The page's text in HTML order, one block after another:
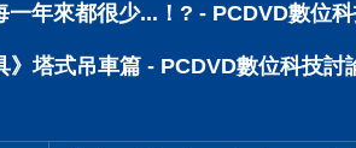
一年來都很少...！? - PCDVD數位
》塔式吊車篇 - PCDVD數位科技討